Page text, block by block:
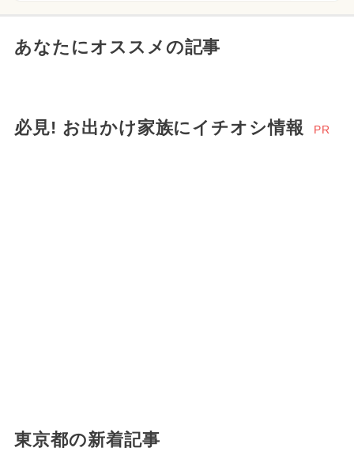
あなたにオススメの記事
必見! お出かけ家族にイチオシ情報 PR
東京都の新着記事